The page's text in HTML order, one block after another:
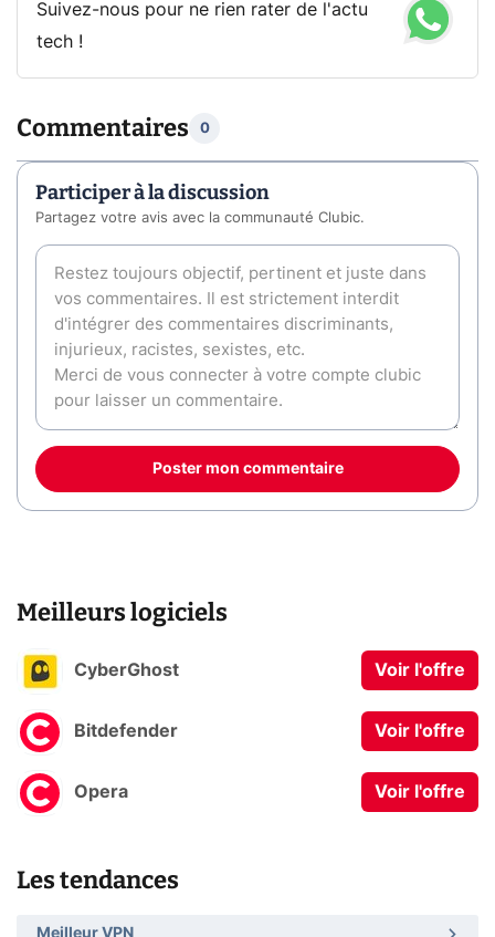
Suivez-nous pour ne rien rater de l'actu
tech !
Commentaires 0
Participer à la discussion
Partagez votre avis avec la communauté Clubic.
Poster mon commentaire
Meilleurs logiciels
CyberGhost Voir l'offre
Bitdefender Voir l'offre
Opera Voir l'offre
Les tendances